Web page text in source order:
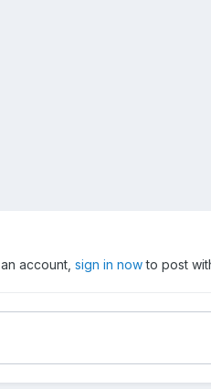
account, sign in nowto post